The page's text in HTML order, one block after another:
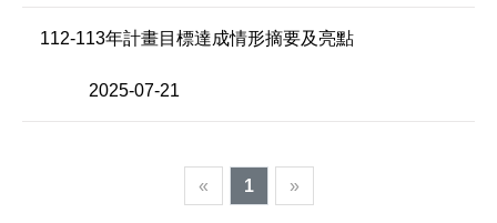
112-113年計畫目標達成情形摘要及亮點
2025-07-21
« 1 »